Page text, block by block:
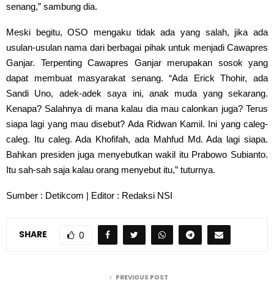
senang,” sambung dia.
Meski begitu, OSO mengaku tidak ada yang salah, jika ada
usulan-usulan nama dari berbagai pihak untuk menjadi Cawapres
Ganjar. Terpenting Cawapres Ganjar merupakan sosok yang
dapat membuat masyarakat senang. “Ada Erick Thohir, ada
Sandi Uno, adek-adek saya ini, anak muda yang sekarang.
Kenapa? Salahnya di mana kalau dia mau calonkan juga? Terus
siapa lagi yang mau disebut? Ada Ridwan Kamil. Ini yang caleg-
caleg. Itu caleg. Ada Khofifah, ada Mahfud Md. Ada lagi siapa.
Bahkan presiden juga menyebutkan wakil itu Prabowo Subianto.
Itu sah-sah saja kalau orang menyebut itu,” tuturnya.
Sumber : Detikcom | Editor : Redaksi NSI
SHARE 0
PREVIOUS POST